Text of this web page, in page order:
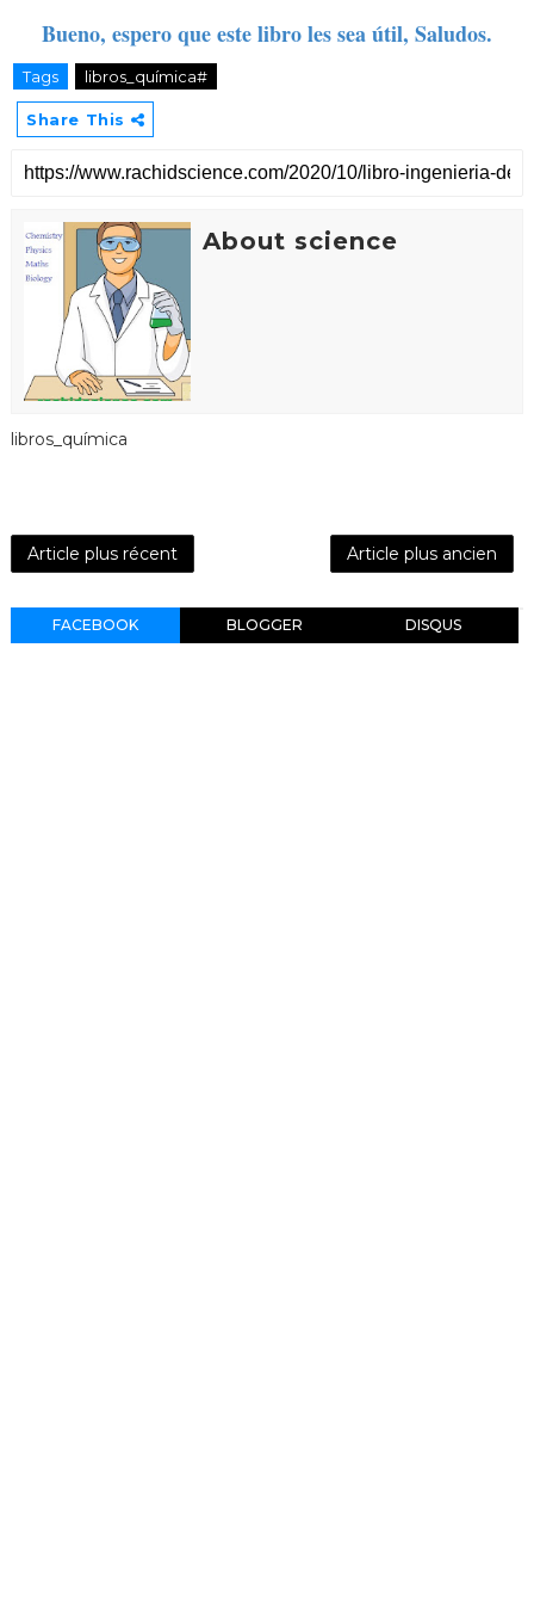
Bueno, espero que este libro les sea útil, Saludos.
Tags libros_química#
Share This
About science
libros_química
Article plus récent Article plus ancien
FACEBOOK BLOGGER DISQUS